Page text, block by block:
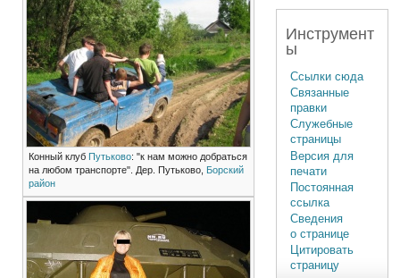
Конный клуб Путьково: "к нам можно добраться
на любом транспорте". Дер. Путьково,
Борский
район
Инструмент
ы
Ссылки сюда
Связанные
правки
Служебные
страницы
Версия для
печати
Постоянная
ссылка
Сведения
о странице
Цитировать
страницу